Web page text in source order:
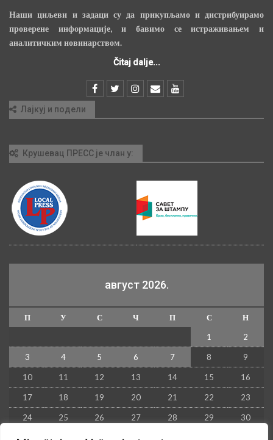
Наши циљеви и задаци су да прикупљамо и дистрибуирамо
проверене информације, и бавимо се истраживањем и
аналитичким новинарством.
Čitaj dalje...
Лајкуј и подели
Крушевац ПРЕСС је члан у:
август 2026.
П У С Ч П С
Н
1
2
3 4 5 6 7 8 9
10 11 12 13 14 15 16
17 18 19 20 21 22 23
24 25 26 27 28 29 30
31